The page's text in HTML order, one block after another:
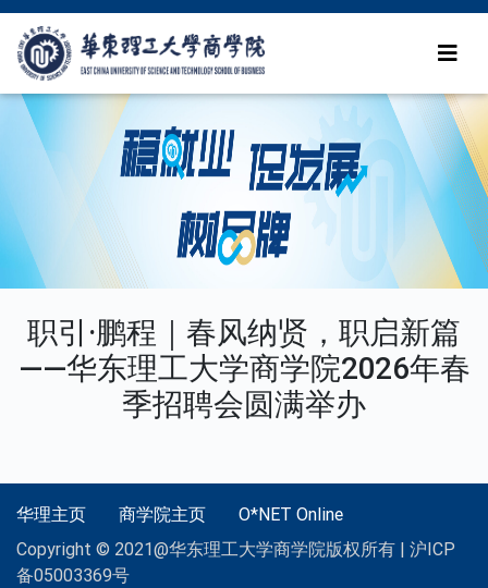
职引·鹏程｜春风纳贤，职启新篇
——华东理工大学商学院2026年春
季招聘会圆满举办
华理主页 商学院主页
O*NET Online
Copyright © 2021@华东理工大学商学院版权所有 | 沪ICP
备05003369号